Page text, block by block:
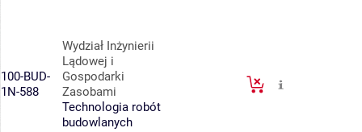
100-BUD-
1N-588
Wydział Inżynierii
Lądowej i
Gospodarki
Zasobami
Technologia robót
budowlanych